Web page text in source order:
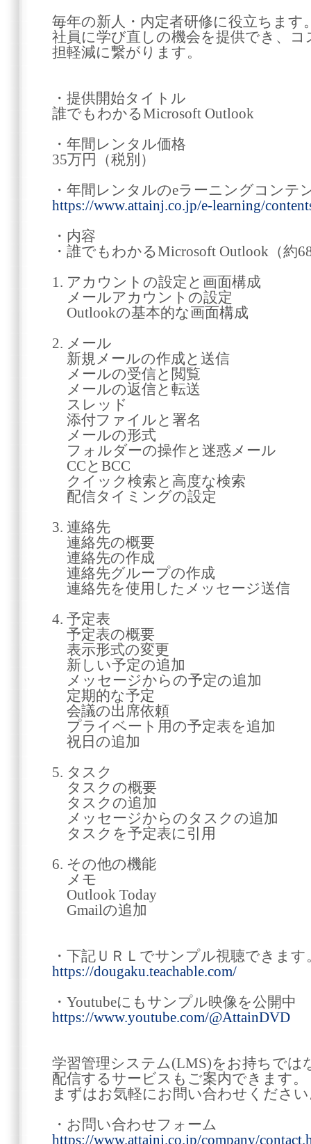
毎年の新人・内定者研修に役立ちま
社員に学び直しの機会を提供でき、
担軽減に繋がります。
・提供開始タイトル
誰でもわかるMicrosoft Outlook
・年間レンタル価格
35万円（税別）
・年間レンタルのeラーニングコンテ
https://www.attainj.co.jp/e-learning/
・内容
・誰でもわかるMicrosoft Outlook（約
1. アカウントの設定と画面構成
メールアカウントの設定
Outlookの基本的な画面構成
2. メール
新規メールの作成と送信
メールの受信と閲覧
メールの返信と転送
スレッド
添付ファイルと署名
メールの形式
フォルダーの操作と迷惑メール
CCとBCC
クイック検索と高度な検索
配信タイミングの設定
3. 連絡先
連絡先の概要
連絡先の作成
連絡先グループの作成
連絡先を使用したメッセージ送信
4. 予定表
予定表の概要
表示形式の変更
新しい予定の追加
メッセージからの予定の追加
定期的な予定
会議の出席依頼
プライベート用の予定表を追加
祝日の追加
5. タスク
タスクの概要
タスクの追加
メッセージからのタスクの追加
タスクを予定表に引用
6. その他の機能
メモ
Outlook Today
Gmailの追加
・下記ＵＲＬでサンプル視聴できます
https://dougaku.teachable.com/
・Youtubeにもサンプル映像を公開中
https://www.youtube.com/@AttainDVD
学習管理システム(LMS)をお持ちでは
配信するサービスもご案内できます。
まずはお気軽にお問い合わせくださ
・お問い合わせフォーム
https://www.attainj.co.jp/company/